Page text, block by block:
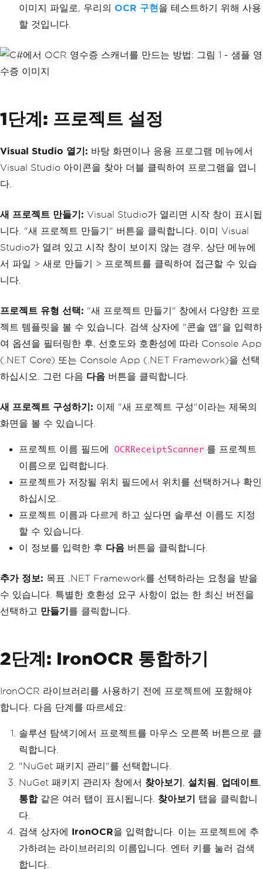
이미지 파일로, 우리의 OCR 구현 을 테스트하기 위해 사용
할 것입니다.
1단계: 프로젝트 설정
Visual Studio 열기: 바탕 화면이나 응용 프로그램 메뉴에서
Visual Studio 아이콘을 찾아 더블 클릭하여 프로그램을 엽니
다.
새 프로젝트 만들기: Visual Studio가 열리면 시작 창이 표시됩
니다. "새 프로젝트 만들기" 버튼을 클릭합니다. 이미 Visual
Studio가 열려 있고 시작 창이 보이지 않는 경우, 상단 메뉴에
서 파일 > 새로 만들기 > 프로젝트를 클릭하여 접근할 수 있습
니다.
프로젝트 유형 선택: "새 프로젝트 만들기" 창에서 다양한 프로
젝트 템플릿을 볼 수 있습니다. 검색 상자에 "콘솔 앱"을 입력하
여 옵션을 필터링한 후, 선호도와 호환성에 따라 Console App
(.NET Core) 또는 Console App (.NET Framework)을 선택
하십시오. 그런 다음 다음 버튼을 클릭합니다.
새 프로젝트 구성하기: 이제 "새 프로젝트 구성"이라는 제목의
화면을 볼 수 있습니다.
프로젝트 이름 필드에 OCRReceiptScanner 를 프로젝트
이름으로 입력합니다.
프로젝트가 저장될 위치 필드에서 위치를 선택하거나 확인
하십시오.
프로젝트 이름과 다르게 하고 싶다면 솔루션 이름도 지정
할 수 있습니다.
이 정보를 입력한 후 다음 버튼을 클릭합니다.
추가 정보: 목표 .NET Framework를 선택하라는 요청을 받을
수 있습니다. 특별한 호환성 요구 사항이 없는 한 최신 버전을
선택하고 만들기 를 클릭합니다.
2단계: IronOCR 통합하기
IronOCR 라이브러리를 사용하기 전에 프로젝트에 포함해야
합니다. 다음 단계를 따르세요:
솔루션 탐색기에서 프로젝트를 마우스 오른쪽 버튼으로 클
릭합니다.
"NuGet 패키지 관리"를 선택합니다.
NuGet 패키지 관리자 창에서 찾아보기 , 설치됨 , 업데이트,
통합같은 여러 탭이 표시됩니다. 찾아보기
탭을 클릭합니
다.
검색 상자에 IronOCR을 입력합니다. 이는 프로젝트에 추
가하려는 라이브러리의 이름입니다. 엔터 키를 눌러 검색
합니다.